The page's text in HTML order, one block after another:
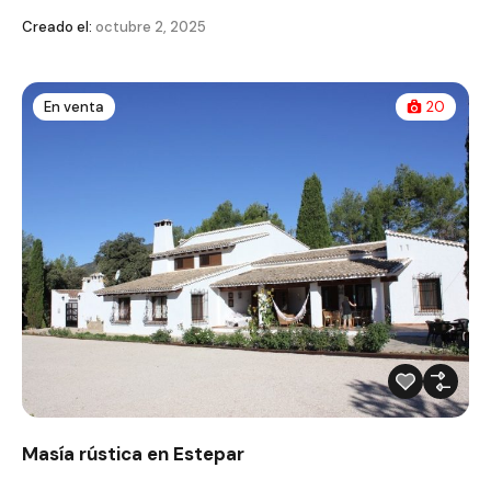
Creado el: octubre 2, 2025
En venta 20
Masía rústica en Estepar